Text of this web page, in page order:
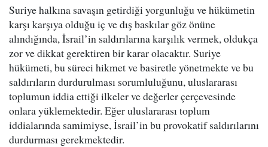
Suriye halkına savaşın getirdiği yorgunluğu ve hükümetin
karşı karşıya olduğu iç ve dış baskılar göz önüne
alındığında, İsrail’in saldırılarına karşılık vermek, oldukça
zor ve dikkat gerektiren bir karar olacaktır. Suriye
hükümeti, bu süreci hikmet ve basiretle yönetmekte ve bu
saldırıların durdurulması sorumluluğunu, uluslararası
toplumun iddia ettiği ilkeler ve değerler çerçevesinde
onlara yüklemektedir. Eğer uluslararası toplum
iddialarında samimiyse, İsrail’in bu provokatif saldırılarını
durdurması gerekmektedir.